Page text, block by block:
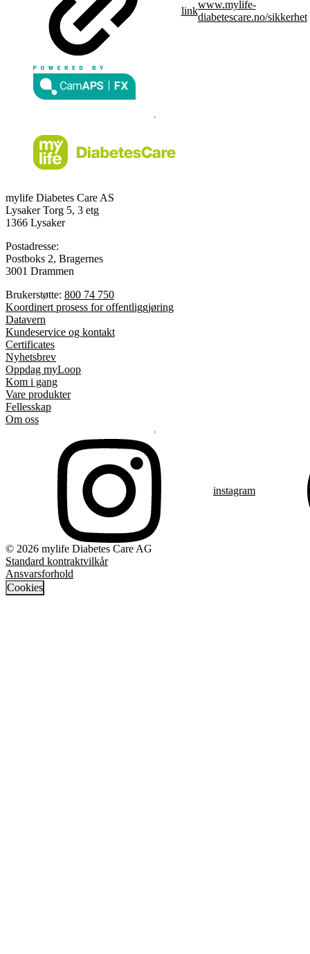
link
www.mylife-
diabetescare.no/sikkerhet
mylife Diabetes Care AS
Lysaker Torg 5, 3 etg
1366 Lysaker
Postadresse:
Postboks 2, Bragernes
3001 Drammen
Brukerstøtte: 800 74 750
Koordinert prosess for offentliggjøring
Datavern
Kundeservice og kontakt
Certificates
Nyhetsbrev
Oppdag myLoop
Kom i gang
Vare produkter
Fellesskap
Om oss
instagram
© 2026 mylife Diabetes Care AG
Standard kontraktvilkår
Ansvarsforhold
Cookies